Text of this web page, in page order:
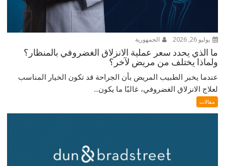
يوليو 26, 2026 الجمهورية
ما الذي يحدد سعر عملية الانزلاق الغضروفي بالمنظار؟
ولماذا يختلف من مريض لآخر؟
عندما يخبر الطبيب المريض بأن الجراحة قد تكون الخيار المناسب
لعلاج الانزلاق الغضروفي، غالبًا ما يكون...
مقالات